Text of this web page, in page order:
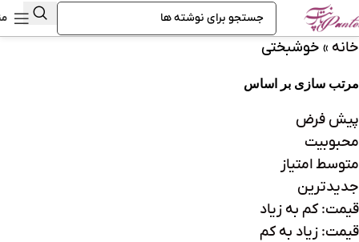
خانه » خوشبختی
مرتب سازی بر اساس
پیش فرض
محبوبیت
متوسط امتیاز
جدیدترین
قیمت: کم به زیاد
قیمت: زیاد به کم